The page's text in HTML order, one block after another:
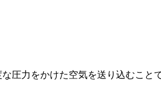
圧力をかけた空気を送り込むこと